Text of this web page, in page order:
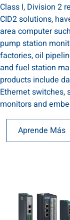
Class I, Division 2
CID2 solutions,
area computer
pump station
factories, oil
and fuel station
products include
Ethernet switches,
monitors and
Aprende Más